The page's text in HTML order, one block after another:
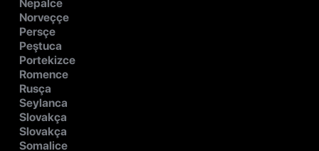
Nepalce
Norveççe
Persçe
Peştuca
Portekizce
Romence
Rusça
Seylanca
Slovakça
Slovakça
Somalice